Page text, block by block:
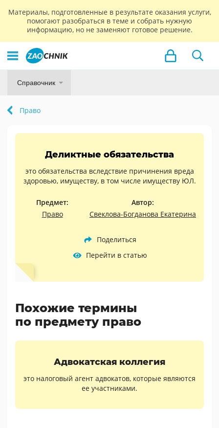
Материалы, подготовленные в результате оказания услуги,
помогают разобраться в теме и собрать нужную
информацию, но не заменяют готовое решение.
Справочник
Право
Деликтные обязательства
это обязательства вследствие причинения вреда
здоровью, имуществу, в том числе имуществу ЮЛ.
Предмет:
Право
Автор:
Свеклова-Богданова Екатерина
Поделиться
Перейти в статью
Похожие термины
по предмету право
Адвокатская коллегия
это налоговый агент адвокатов, которые являются
ее участниками.